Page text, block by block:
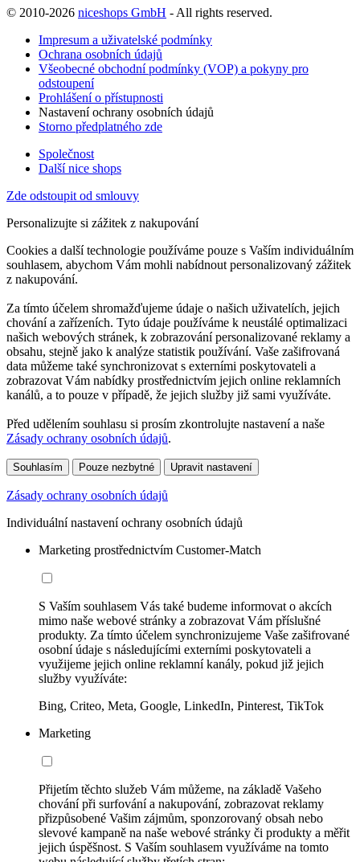
© 2010-2026 niceshops GmbH - All rights reserved.
Impresum a uživatelské podmínky
Ochrana osobních údajů
Všeobecné obchodní podmínky (VOP) a pokyny pro
odstoupení
Prohlášení o přístupnosti
Nastavení ochrany osobních údajů
Storno předplatného zde
Společnost
Další nice shops
Zde odstoupit od smlouvy
Personalizujte si zážitek z nakupování
Cookies a další technologie používáme pouze s Vaším individuálním
souhlasem, abychom Vám mohli nabídnout personalizovaný zážitek
z nakupování.
Za tímto účelem shromažďujeme údaje o našich uživatelích, jejich
chování a zařízeních. Tyto údaje používáme k neustálé optimalizaci
našich webových stránek, k zobrazování personalizované reklamy a
obsahu, stejně jako k analýze statistik používání. Vaše zašifrovaná
data můžeme také synchronizovat s externími poskytovateli a
zobrazovat Vám nabídky prostřednictvím jejich online reklamních
kanálů, a to pouze v případě, že jejich služby již sami využíváte.
Před udělením souhlasu si prosím zkontrolujte nastavení a naše
Zásady ochrany osobních údajů.
Souhlasím Pouze nezbytné Upravit nastavení
Zásady ochrany osobních údajů
Individuální nastavení ochrany osobních údajů
Marketing prostřednictvím Customer-Match
S Vaším souhlasem Vás také budeme informovat o akcích
mimo naše webové stránky a zobrazovat Vám příslušné
produkty. Za tímto účelem synchronizujeme Vaše zašifrované
osobní údaje s následujícími externími poskytovateli a
využijeme jejich online reklamní kanály, pokud již jejich
služby využíváte:
Bing, Criteo, Meta, Google, LinkedIn, Pinterest, TikTok
Marketing
Přijetím těchto služeb Vám můžeme, na základě Vašeho
chování při surfování a nakupování, zobrazovat reklamy
přizpůsobené Vašim zájmům, sponzorovaný obsah nebo
slevové kampaně na naše webové stránky či produkty a měřit
jejich úspěšnost. S Vaším souhlasem využíváme na tomto